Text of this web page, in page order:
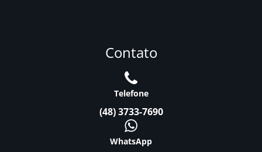
Contato
Telefone
(48) 3733-7690
WhatsApp